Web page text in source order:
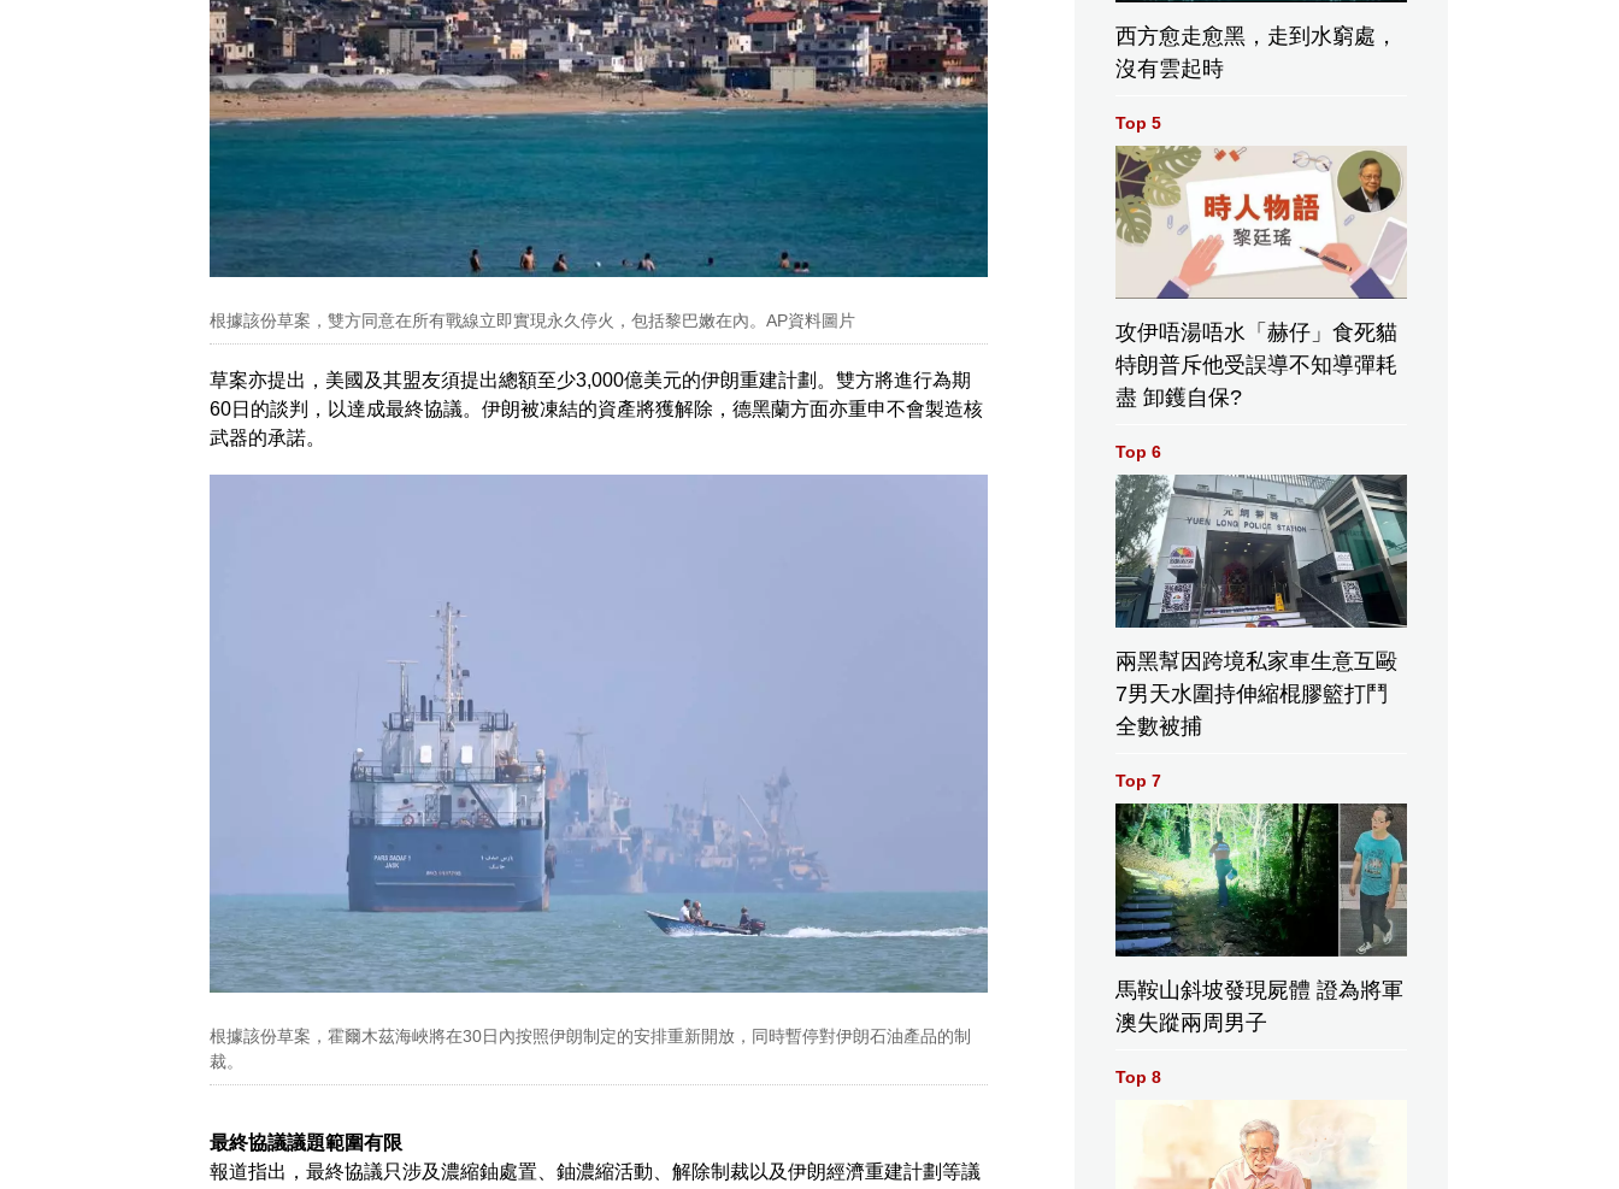
根據該份草案，雙方同意在所有戰線立即實現永久停火，包括黎巴嫩在內。AP資料圖片
草案亦提出，美國及其盟友須提出總額至少3,000億美元的伊朗重建計劃。雙方將進行為期
60日的談判，以達成最終協議。伊朗被凍結的資產將獲解除，德黑蘭方面亦重申不會製造核
武器的承諾。
根據該份草案，霍爾木茲海峽將在30日內按照伊朗制定的安排重新開放，同時暫停對伊朗石油產品的制
裁。
最終協議議題範圍有限
報道指出，最終協議只涉及濃縮鈾處置、鈾濃縮活動、解除制裁以及伊朗經濟重建計劃等議
西方愈走愈黑，走到水窮處，
沒有雲起時
Top 5
攻伊唔湯唔水「赫仔」食死貓
特朗普斥他受誤導不知導彈耗
盡 卸鑊自保?
Top 6
兩黑幫因跨境私家車生意互毆
7男天水圍持伸縮棍膠籃打鬥
全數被捕
Top 7
馬鞍山斜坡發現屍體 證為將軍
澳失蹤兩周男子
Top 8